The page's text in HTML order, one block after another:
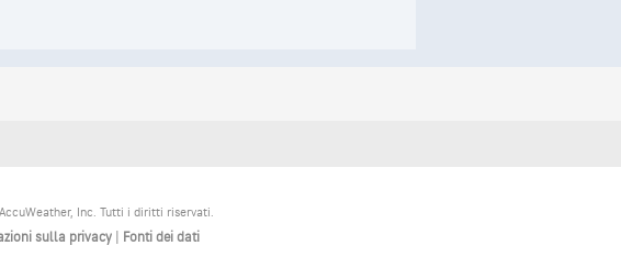
Inc. Tutti i diritti riservati.
sulla privacy| Fonti dei dati